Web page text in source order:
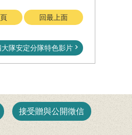
回最上面
大隊安定分隊特色影片
接受贈與公開徵信